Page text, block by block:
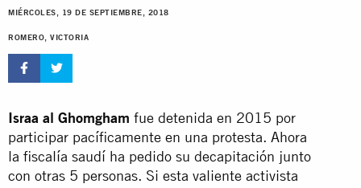
MIÉRCOLES, 19 DE SEPTIEMBRE, 2018
ROMERO, VICTORIA
Israa al Ghomgham fue detenida en 2015 por
participar pacíficamente en una protesta. Ahora
la fiscalía saudí ha pedido su decapitación junto
con otras 5 personas. Si esta valiente activista